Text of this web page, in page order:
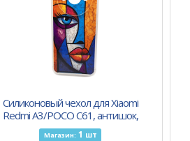
Силиконовый чехол для Xiaomi
Redmi A3/POCO C61, антишок,
принт, лицо абстракция
Магазин: 1 шт